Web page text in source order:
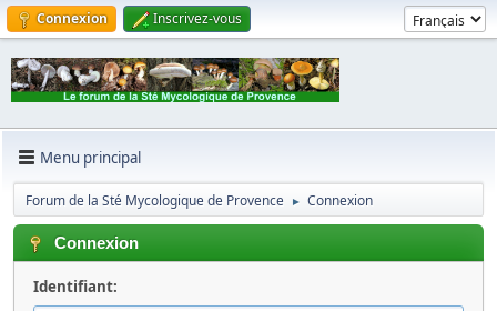
Connexion Inscrivez-vous
Menu principal
Forum de la Sté Mycologique de Provence ► Connexion
Connexion
Identifiant: